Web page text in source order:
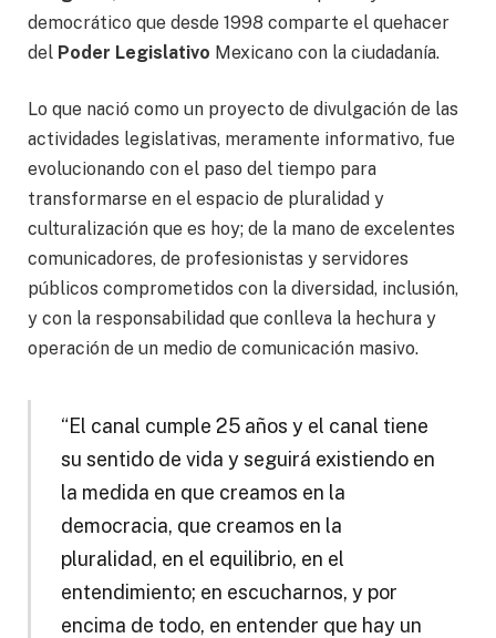
democrático que desde 1998 comparte el quehacer
del Poder Legislativo Mexicano con la ciudadanía.
Lo que nació como un proyecto de divulgación de las
actividades legislativas, meramente informativo, fue
evolucionando con el paso del tiempo para
transformarse en el espacio de pluralidad y
culturalización que es hoy; de la mano de excelentes
comunicadores, de profesionistas y servidores
públicos comprometidos con la diversidad, inclusión,
y con la responsabilidad que conlleva la hechura y
operación de un medio de comunicación masivo.
“El canal cumple 25 años y el canal tiene
su sentido de vida y seguirá existiendo en
la medida en que creamos en la
democracia, que creamos en la
pluralidad, en el equilibrio, en el
entendimiento; en escucharnos, y por
encima de todo, en entender que hay un